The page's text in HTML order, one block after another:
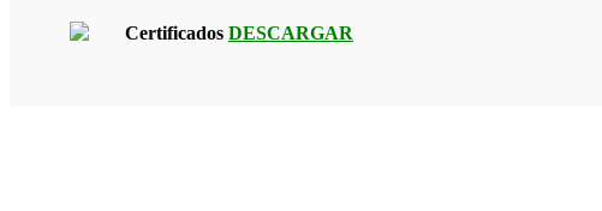
Certificados DESCARGAR